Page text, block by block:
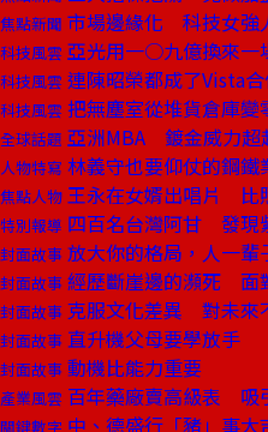
焦點新聞 市場邊緣化 科技女強
科技風雲 亞光用一○九億換來一
科技風雲 連陳昭榮都成了Vista
科技風雲 把無塵室從堆貨倉庫變
全球話題 亞洲MBA 鍍金威力超
人物特寫 林義守也要仰仗的鋼鐵
焦點人物 王永在女婿出唱片 比
特別報導 四百名台灣阿甘 發現
封面故事 放大你的格局，人一輩
封面故事 經歷斷崖邊的瀕死 面
封面故事 克服文化差異 對未來
封面故事 直升機父母要學放手
封面故事 動機比能力重要
產業風雲 百年藥廠賣高級表 吸
關鍵數字 中、德盛行「豬」事大